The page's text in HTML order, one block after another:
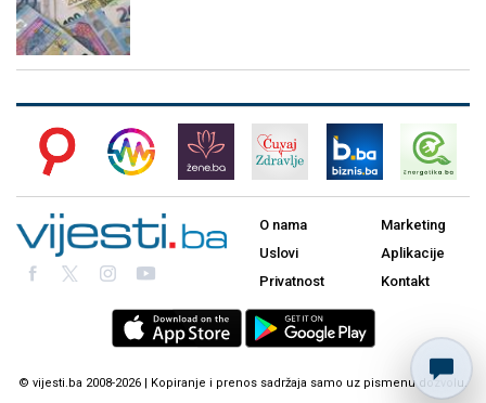
O nama
Uslovi
Privatnost
Marketing
Aplikacije
Kontakt
© vijesti.ba 2008-2026 | Kopiranje i prenos sadržaja samo uz pismenu dozvolu.